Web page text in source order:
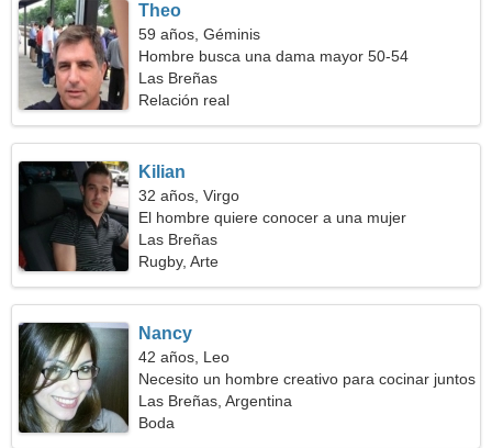
Theo
59 años, Géminis
Hombre busca una dama mayor 50-54
Las Breñas
Relación real
Kilian
32 años, Virgo
El hombre quiere conocer a una mujer
Las Breñas
Rugby, Arte
Nancy
42 años, Leo
Necesito un hombre creativo para cocinar juntos
Las Breñas, Argentina
Boda